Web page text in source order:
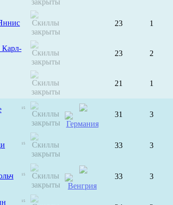
23 1
Карл-
23 2
21 1
15
31 3
15 33 3
15 33 3
15